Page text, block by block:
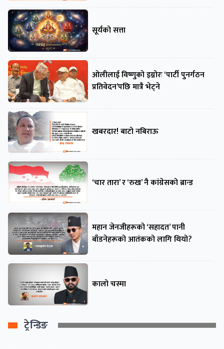
सूर्यको सत्ता
ओलीलाई विष्णुको इग्नोरः ‘पार्टी पुनर्गठन
प्रतिवेदन’पछि मात्रै भेट्ने
खबरदार! बाटो नबिराऊ
‘चार तारा’ र ‘रुख’ नै कांग्रेसको ब्रान्ड
महान जेनजीहरूको ‘सहादत’ पानी
बाँडनेहरूको आतंकको लागि थियो?
कालो चस्मा
ट्रेन्डिङ